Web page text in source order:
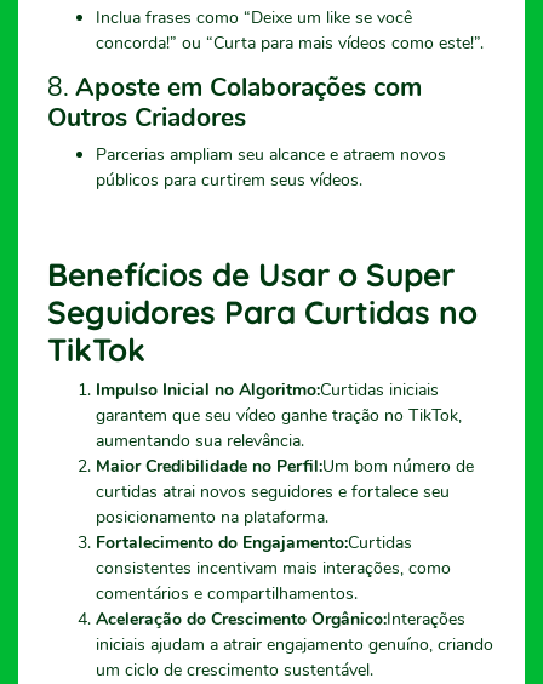
Inclua frases como “Deixe um like se você
concorda!” ou “Curta para mais vídeos como este!”.
8. Aposte em Colaborações com
Outros Criadores
Parcerias ampliam seu alcance e atraem novos
públicos para curtirem seus vídeos.
Benefícios de Usar o Super
Seguidores Para Curtidas no
TikTok
Impulso Inicial no Algoritmo:Curtidas iniciais
garantem que seu vídeo ganhe tração no TikTok,
aumentando sua relevância.
Maior Credibilidade no Perfil:Um bom número de
curtidas atrai novos seguidores e fortalece seu
posicionamento na plataforma.
Fortalecimento do Engajamento:Curtidas
consistentes incentivam mais interações, como
comentários e compartilhamentos.
Aceleração do Crescimento Orgânico:Interações
iniciais ajudam a atrair engajamento genuíno, criando
um ciclo de crescimento sustentável.